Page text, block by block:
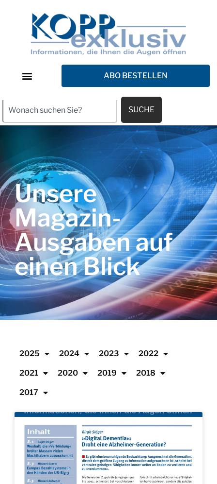
ABO BESTELLEN
SUCHE
Unsere
Magazin-
Ausgaben auf
einen Blick
2025 2024 2023 2022
2021 2020 2019 2018
2017